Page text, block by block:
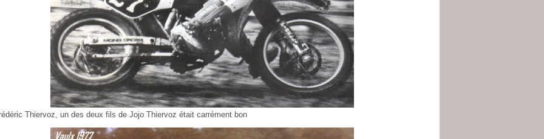
Thiervoz, un des deux fils de Jojo Thiervoz était carrément bon